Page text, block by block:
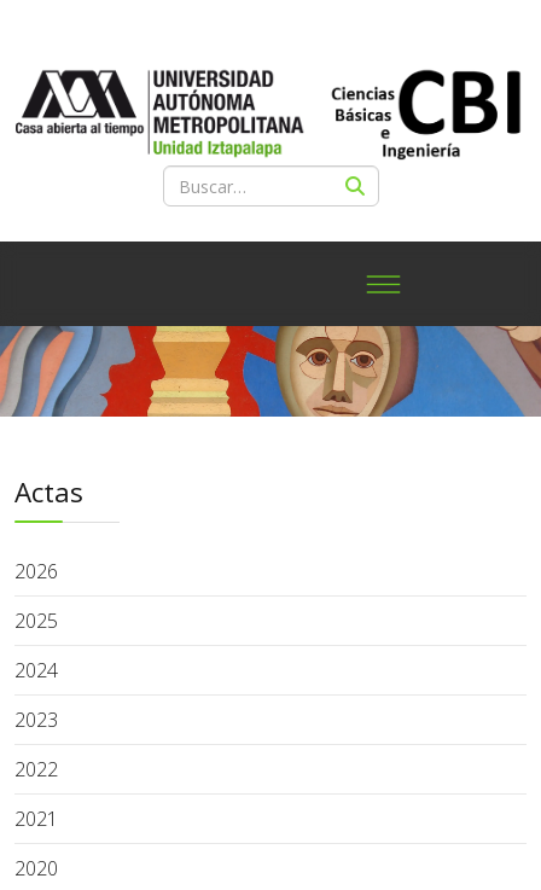
Actas
2026
2025
2024
2023
2022
2021
2020